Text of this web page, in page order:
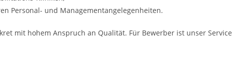
Personal- und Managementangelegenheiten.
mit hohem Anspruch an Qualität. Für Bewerber ist unser Service